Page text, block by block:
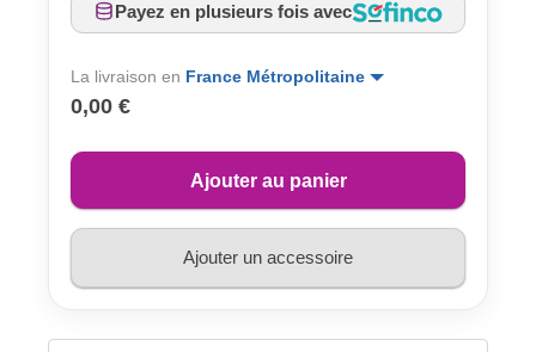
Payez en plusieurs fois avec
La livraison en France Métropolitaine
0,00 €
Ajouter au panier
Ajouter un accessoire